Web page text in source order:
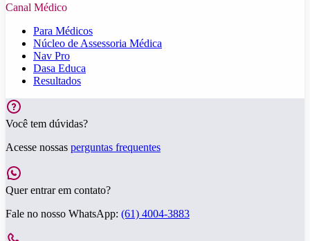
Canal Médico
Para Médicos
Núcleo de Assessoria Médica
Nav Pro
Dasa Educa
Resultados
Você tem dúvidas?
Acesse nossas perguntas frequentes
Quer entrar em contato?
Fale no nosso WhatsApp: (61) 4004-3883